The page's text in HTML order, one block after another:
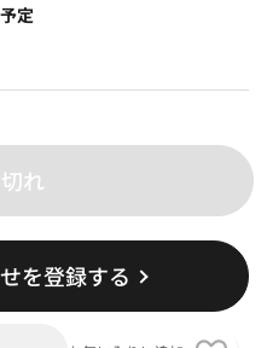
定
れ
を登録する